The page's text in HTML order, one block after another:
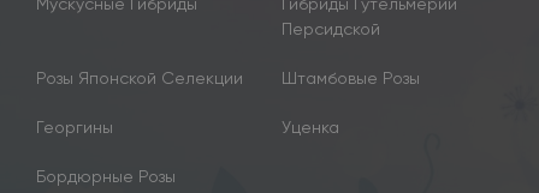
Мускусные Гибриды
Гибриды Гутельмерии
Персидской
Розы Японской Селекции Штамбовые Розы
Георгины Уценка
Бордюрные Розы